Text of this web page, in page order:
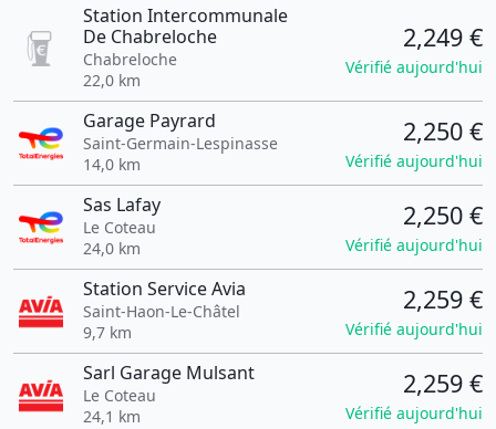
Station Intercommunale
De Chabreloche
Chabreloche
22,0 km
2,249 €
Vérifié aujourd'hui
Garage Payrard
Saint-Germain-Lespinasse
14,0 km
2,250 €
Vérifié aujourd'hui
Sas Lafay
Le Coteau
24,0 km
2,250 €
Vérifié aujourd'hui
Station Service Avia
Saint-Haon-Le-Châtel
9,7 km
2,259 €
Vérifié aujourd'hui
Sarl Garage Mulsant
Le Coteau
24,1 km
2,259 €
Vérifié aujourd'hui